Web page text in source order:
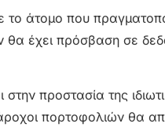
το άτομο που
θα έχει πρόσβαση σε
στην προστασία της
πορτοφολιών θα